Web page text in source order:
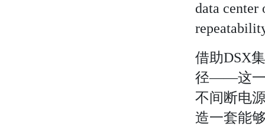
data center
借助DSX
径——这一
不间断电
造一套能